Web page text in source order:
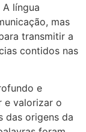
língua
mas
transmitir a
contidos nas
e
e valorizar o
das origens da